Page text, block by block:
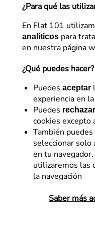
¿Para qué las
En Flat 101
analíticos para
en nuestra página
¿Qué puedes hacer?
Puedes aceptar
experiencia en
Puedes rechazar
cookies excepto
También puedes
seleccionar
en tu
utilizaremos las
la navegación
Saber más
Diseño – UX
Hábitos
del
de Flat 101
Una de las